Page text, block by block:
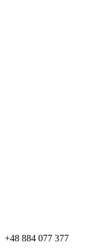
+48 884 077 377